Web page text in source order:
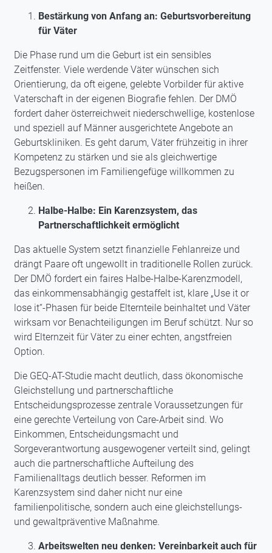
Bestärkung von Anfang an: Geburtsvorbereitung
für Väter
Die Phase rund um die Geburt ist ein sensibles
Zeitfenster. Viele werdende Väter wünschen sich
Orientierung, da oft eigene, gelebte Vorbilder für aktive
Vaterschaft in der eigenen Biografie fehlen. Der DMÖ
fordert daher österreichweit niederschwellige, kostenlose
und speziell auf Männer ausgerichtete Angebote an
Geburtskliniken. Es geht darum, Väter frühzeitig in ihrer
Kompetenz zu stärken und sie als gleichwertige
Bezugspersonen im Familiengefüge willkommen zu
heißen.
Halbe-Halbe: Ein Karenzsystem, das
Partnerschaftlichkeit ermöglicht
Das aktuelle System setzt finanzielle Fehlanreize und
drängt Paare oft ungewollt in traditionelle Rollen zurück.
Der DMÖ fordert ein faires Halbe-Halbe-Karenzmodell,
das einkommensabhängig gestaffelt ist, klare „Use it or
lose it“-Phasen für beide Elternteile beinhaltet und Väter
wirksam vor Benachteiligungen im Beruf schützt. Nur so
wird Elternzeit für Väter zu einer echten, angstfreien
Option.
Die GEQ-AT-Studie macht deutlich, dass ökonomische
Gleichstellung und partnerschaftliche
Entscheidungsprozesse zentrale Voraussetzungen für
eine gerechte Verteilung von Care-Arbeit sind. Wo
Einkommen, Entscheidungsmacht und
Sorgeverantwortung ausgewogener verteilt sind, gelingt
auch die partnerschaftliche Aufteilung des
Familienalltags deutlich besser. Reformen im
Karenzsystem sind daher nicht nur eine
familienpolitische, sondern auch eine gleichstellungs-
und gewaltpräventive Maßnahme.
Arbeitswelten neu denken: Vereinbarkeit auch für